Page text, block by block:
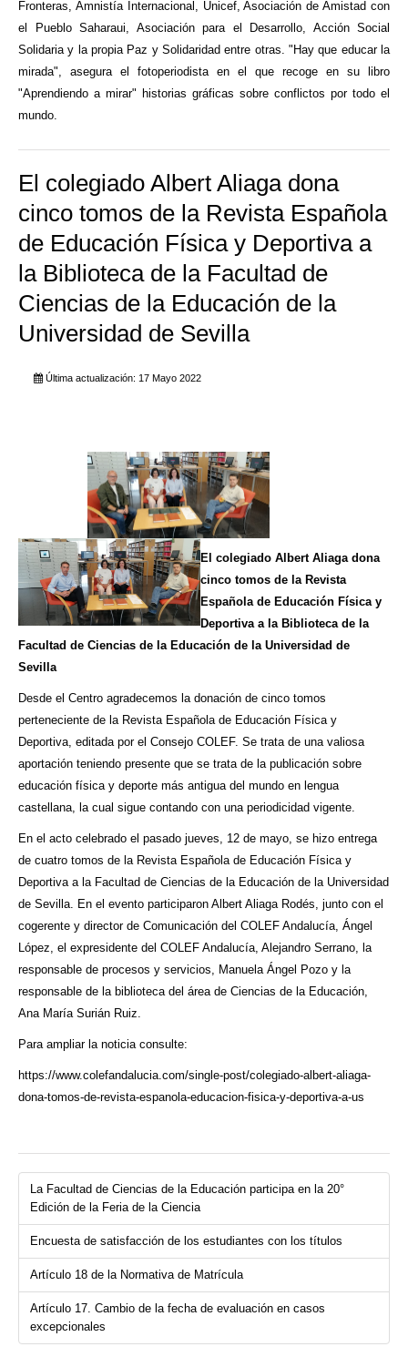
Fronteras, Amnistía Internacional, Unicef, Asociación de Amistad con
el Pueblo Saharaui, Asociación para el Desarrollo, Acción Social
Solidaria y la propia Paz y Solidaridad entre otras. "Hay que educar la
mirada", asegura el fotoperiodista en el que recoge en su libro
"Aprendiendo a mirar" historias gráficas sobre conflictos por todo el
mundo.
El colegiado Albert Aliaga dona
cinco tomos de la Revista Española
de Educación Física y Deportiva a
la Biblioteca de la Facultad de
Ciencias de la Educación de la
Universidad de Sevilla
Última actualización: 17 Mayo 2022
El colegiado Albert Aliaga dona
cinco tomos de la Revista
Española de Educación Física y
Deportiva a la Biblioteca de la
Facultad de Ciencias de la Educación de la Universidad de
Sevilla
Desde el Centro agradecemos la donación de cinco tomos
perteneciente de la Revista Española de Educación Física y
Deportiva, editada por el Consejo COLEF. Se trata de una valiosa
aportación teniendo presente que se trata de la publicación sobre
educación física y deporte más antigua del mundo en lengua
castellana, la cual sigue contando con una periodicidad vigente.
En el acto celebrado el pasado jueves, 12 de mayo, se hizo entrega
de cuatro tomos de la Revista Española de Educación Física y
Deportiva a la Facultad de Ciencias de la Educación de la Universidad
de Sevilla. En el evento participaron Albert Aliaga Rodés, junto con el
cogerente y director de Comunicación del COLEF Andalucía, Ángel
López, el expresidente del COLEF Andalucía, Alejandro Serrano, la
responsable de procesos y servicios, Manuela Ángel Pozo y la
responsable de la biblioteca del área de Ciencias de la Educación,
Ana María Surián Ruiz.
Para ampliar la noticia consulte:
https://www.colefandalucia.com/single-post/colegiado-albert-aliaga-
dona-tomos-de-revista-espanola-educacion-fisica-y-deportiva-a-us
La Facultad de Ciencias de la Educación participa en la 20°
Edición de la Feria de la Ciencia
Encuesta de satisfacción de los estudiantes con los títulos
Artículo 18 de la Normativa de Matrícula
Artículo 17. Cambio de la fecha de evaluación en casos
excepcionales